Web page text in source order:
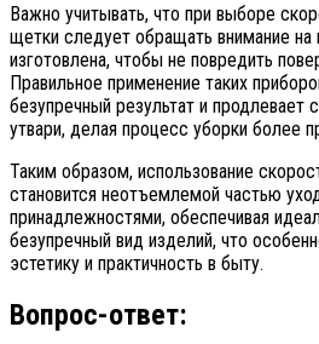
Важно учитывать, что при выборе
щетки следует обращать внимание на
изготовлена, чтобы не повредить
Правильное применение таких
безупречный результат и продлевает
утвари, делая процесс уборки более
Таким образом, использование
становится неотъемлемой частью
принадлежностями, обеспечивая
безупречный вид изделий, что
эстетику и практичность в быту.
Вопрос-ответ: